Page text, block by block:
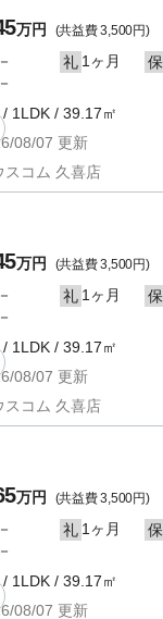
万円 (共益費 3,500円)
－ 礼 1ヶ月 保
－
1LDK / 39.17㎡
08/07 更新
スコム 久喜店
万円 (共益費 3,500円)
－ 礼 1ヶ月 保
－
1LDK / 39.17㎡
08/07 更新
スコム 久喜店
万円 (共益費 3,500円)
－ 礼 1ヶ月 保
－
1LDK / 39.17㎡
08/07 更新